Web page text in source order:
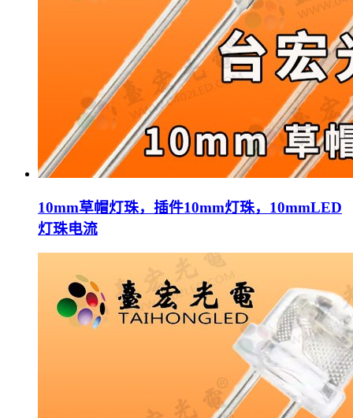
10mm草帽灯珠，插件10mm灯珠，10mmLED
灯珠电流